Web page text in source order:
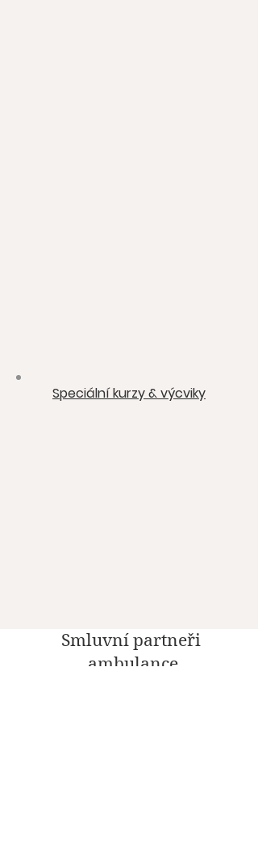
Speciální kurzy & výcviky
Smluvní partneři
ambulance